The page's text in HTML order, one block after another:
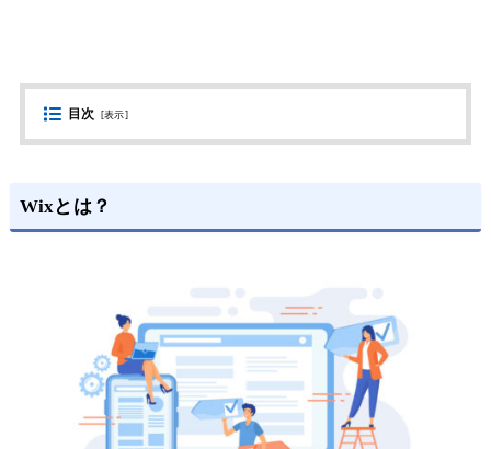
目次 [表示]
Wixとは？